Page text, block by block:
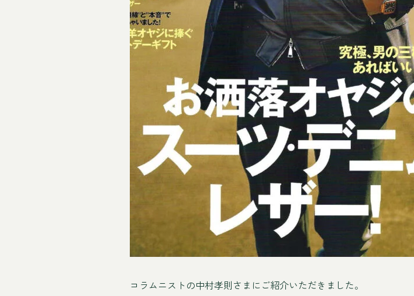
コラムニストの中村孝則さまにご紹介いただきました。